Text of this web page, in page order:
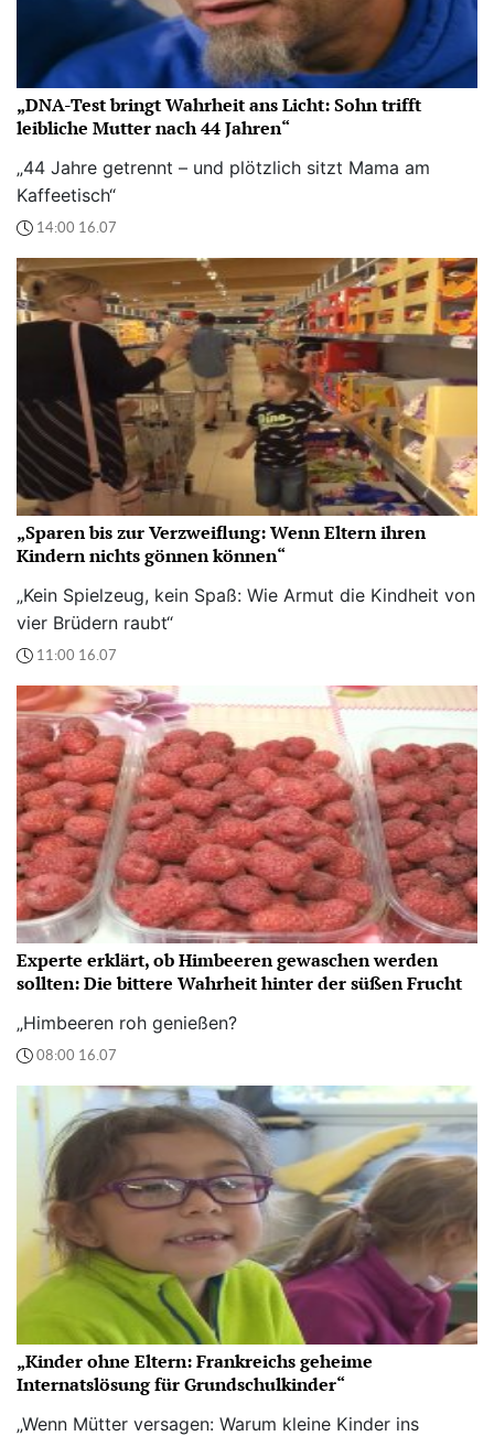
„DNA-Test bringt Wahrheit ans Licht: Sohn trifft
leibliche Mutter nach 44 Jahren“
„44 Jahre getrennt – und plötzlich sitzt Mama am
Kaffeetisch“
14:00 16.07
„Sparen bis zur Verzweiflung: Wenn Eltern ihren
Kindern nichts gönnen können“
„Kein Spielzeug, kein Spaß: Wie Armut die Kindheit von
vier Brüdern raubt“
11:00 16.07
Experte erklärt, ob Himbeeren gewaschen werden
sollten: Die bittere Wahrheit hinter der süßen Frucht
„Himbeeren roh genießen?
08:00 16.07
„Kinder ohne Eltern: Frankreichs geheime
Internatslösung für Grundschulkinder“
„Wenn Mütter versagen: Warum kleine Kinder ins